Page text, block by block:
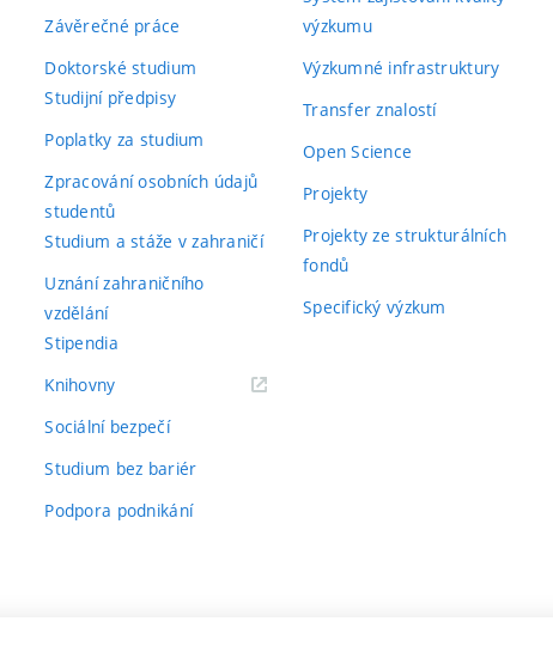
Závěrečné práce
Doktorské studium
Studijní předpisy
Poplatky za studium
Zpracování osobních údajů
studentů
Studium a stáže v zahraničí
Uznání zahraničního
vzdělání
Stipendia
Knihovny(externí
Sociální bezpečí
Studium bez bariér
Podpora podnikání
výzkumu
Výzkumné infrastruktury
Transfer znalostí
Open Science
Projekty
Projekty ze strukturálních
fondů
Specifický výzkum